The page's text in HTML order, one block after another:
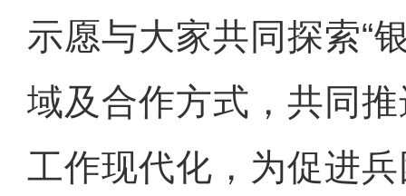
示愿与大家共同探索“
域及合作方式，共同
工作现代化，为促进